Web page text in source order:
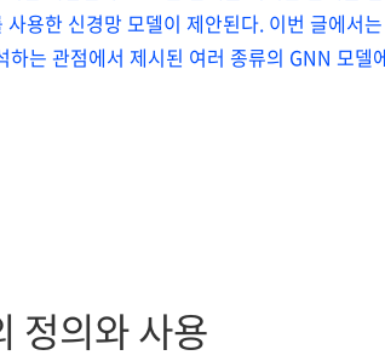
용한 신경망 모델이 제안된다. 이번 글에서
는 관점에서 제시된 여러 종류의 GNN 모델
정의와 사용